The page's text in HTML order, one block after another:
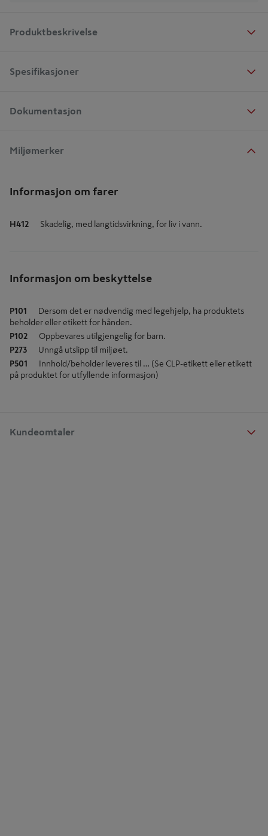
Produktbeskrivelse
Spesifikasjoner
Dokumentasjon
Miljømerker
Informasjon om farer
H412 Skadelig, med langtidsvirkning, for liv i vann.
Informasjon om beskyttelse
P101
Dersom det er nødvendig med legehjelp, ha produktets
beholder eller etikett for hånden.
P102
Oppbevares utilgjengelig for barn.
P273
Unngå utslipp til miljøet.
P501
Innhold/beholder leveres til … (Se CLP-etikett eller etikett
på produktet for utfyllende informasjon)
Kundeomtaler